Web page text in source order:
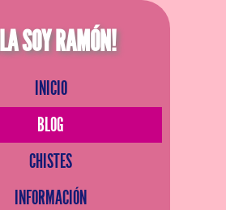
SOY RAMÓN!
INICIO
BLOG
CHISTES
INFORMACIÓN